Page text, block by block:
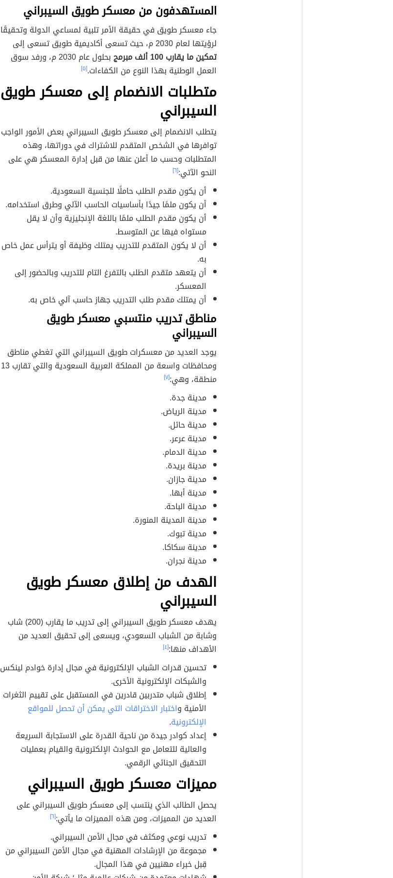
المستهدفون من معسكر طويق السيبراني
جاء معسكر طويق في حقيقة الأمر تلبية لمساعي الدولة وتحقيقًا
لرؤيتها لعام 2030 م، حيث تسعى أكاديمية طويق تسعى إلى
تمكين ما يقارب 100 ألف مبرمج
بحلول عام 2030 م، ورفد سوق
العمل الوطنية بهذا النوع من الكفاءات.[٥]
متطلبات الانضمام إلى معسكر طويق
السيبراني
يتطلب الانضمام إلى معسكر طويق السيبراني بعض الأمور الواجب
توافرها في الشخص المتقدم للاشتراك في دوراتها، وهذه
المتطلبات وحسب ما أعلن عنها من قبل إدارة المعسكر هي على
النحو الآتي:[٦]
أن يكون مقدم الطلب حاملًا للجنسية السعودية.
أن يكون ملمًا جيدًا بأساسيات الحاسب الآلي وطرق استخدامه.
أن يكون مقدم الطلب ملمًا باللغة الإنجليزية وأن لا يقل
مستواه فيها عن المتوسط.
أن لا يكون المتقدم للتدريب يمتلك وظيفة أو يترأس عمل خاص
به.
أن يتعهد متقدم الطلب بالتفرغ التام للتدريب وبالحضور إلى
المعسكر.
أن يمتلك مقدم طلب التدريب جهاز حاسب آلي خاص به.
مناطق تدريب منتسبي معسكر طويق
السيبراني
يوجد العديد من معسكرات طويق السيبراني التي تغطي مناطق
ومحافظات واسعة من المملكة العربية السعودية والتي تقارب 13
منطقة، وهي:[٧]
مدينة جدة.
مدينة الرياض.
مدينة حائل.
مدينة عرعر.
مدينة الدمام.
مدينة بريدة.
مدينة جازان.
مدينة أبها.
مدينة الباحة.
مدينة المدينة المنورة.
مدينة تبوك.
مدينة سكاكا.
مدينة نجران.
الهدف من إطلاق معسكر طويق
السيبراني
يهدف معسكر طويق السيبراني إلى تدريب ما يقارب (200) شاب
وشابة من الشباب السعودي، ويسعى إلى تحقيق العديد من
الأهداف منها:[٤]
تحسين قدرات الشباب الإلكترونية في مجال إدارة خوادم لينكس
والشبكات الإلكترونية الأخرى.
إطلاق شباب متدربين قادرين في المستقبل على تقييم الثغرات
الأمنية واختبار الاختراقات التي يمكن أن تحصل للمواقع
الإلكترونية.
إعداد كوادر جيدة من ناحية القدرة على الاستجابة السريعة
والعالية للتعامل مع الحوادث الإلكترونية والقيام بعمليات
التحقيق الجنائي الرقمي.
مميزات معسكر طويق السيبراني
يحصل الطالب الذي ينتسب إلى معسكر طويق السيبراني على
العديد من المميزات، ومن هذه المميزات ما يأتي:[٦]
تدريب نوعي ومكثف في مجال الأمن السيبراني.
مجموعة من الإرشادات المهنية في مجال الأمن السيبراني من
قِبل خبراء مهنيين في هذا المجال.